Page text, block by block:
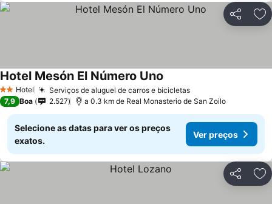
Partilhar
2 Estrelas
Hotel Serviços de aluguel de carros e bicicletasVer preços
Hotel Mesón El Número Uno
7,9 Boa 2.527 a 0.3 km de Real Monasterio de San Zoilo
Selecione as datas para ver os preços
exatos.
Ver preços
Partilhar